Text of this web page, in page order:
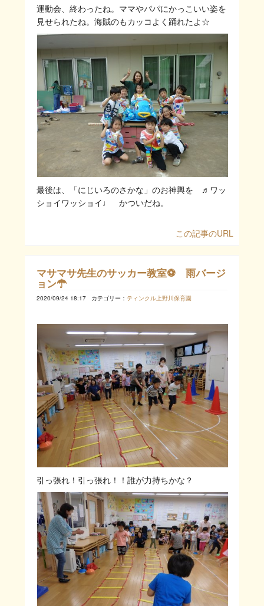
運動会、終わったね。ママやパパにかっこいい姿を
見せられたね。海賊のもカッコよく踊れたよ☆
最後は、「にじいろのさかな」のお神輿を ♬ワッ
ショイワッショイ♩ かついだね。
この記事のURL
マサマサ先生のサッカー教室⚽ 雨バージ
ョン☂
2020/09/24 18:17 カテゴリー： ティンクル上野川保育園
引っ張れ！引っ張れ！！誰が力持ちかな？